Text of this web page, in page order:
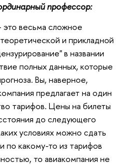
профессор:
весьма сложное
и прикладной
в названии
полных данных, которые
Вы, наверное,
предлагает на один
тарифов. Цены на билеты
до следующего
условиях можно сдать
по какому-то из тарифов
то авиакомпания не